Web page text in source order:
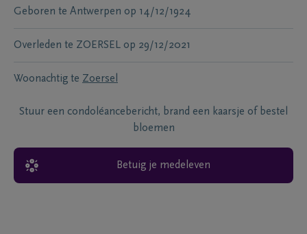
Geboren te Antwerpen op 14/12/1924
Overleden te ZOERSEL op 29/12/2021
Woonachtig te Zoersel
Stuur een condoléancebericht, brand een kaarsje of bestel
bloemen
Betuig je medeleven